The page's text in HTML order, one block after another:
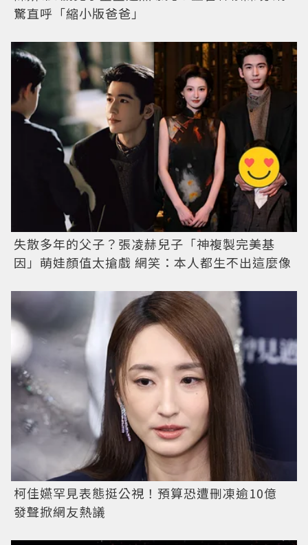
驚直呼「縮小版爸爸」
失散多年的父子？張凌赫兒子「神複製完美基
因」萌娃顏值太搶戲 網笑：本人都生不出這麼像
柯佳嬿罕見表態挺公視！預算恐遭刪凍逾10億
發聲掀網友熱議